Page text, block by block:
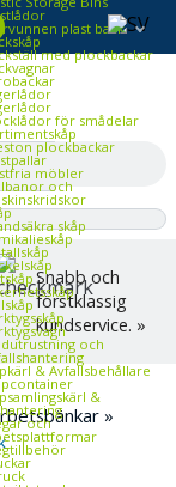
plast back
med plockbackar
för smådelar
plockbackar
möbler
och
skåp
och
& Avfallsbehållare
&
och
Snabb och
förstklassig
kundservice. »
»